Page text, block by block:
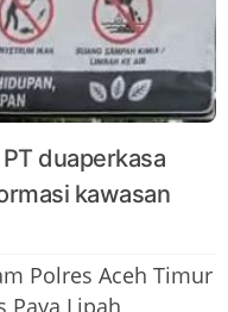
duaperkasa
kawasan
Polres Aceh Timur